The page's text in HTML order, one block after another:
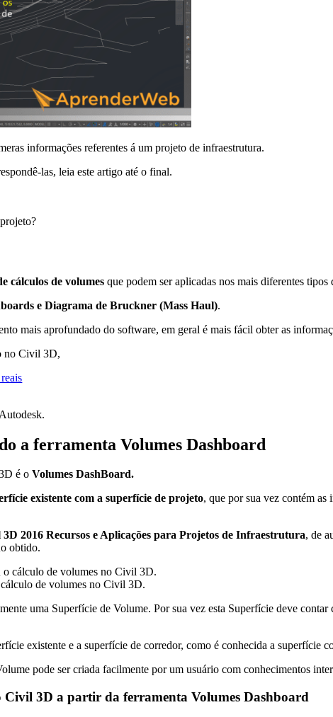
informações referentes á um projeto de infraestrutura.
las, leia este artigo até o final.
cálculos de volumes que podem ser aplicadas nos mais diferentes
e Diagrama de Bruckner (Mass Haul).
mais aprofundado do software, em geral é mais fácil obter as
no Civil 3D,
a ferramenta Volumes Dashboard
é oVolumes DashBoard.
existente com a superfície de projeto, que por sua vez contém as
2016 Recursos e Aplicações para Projetos de Infraestrutura, de
obtido.
de volumes no Civil 3D.
uma Superfície de Volume. Por sua vez esta Superfície deve
existente e a superfície de corredor, como é conhecida a superfície
pode ser criada facilmente por um usuário com conhecimentos
3D a partir da ferramenta Volumes Dashboard